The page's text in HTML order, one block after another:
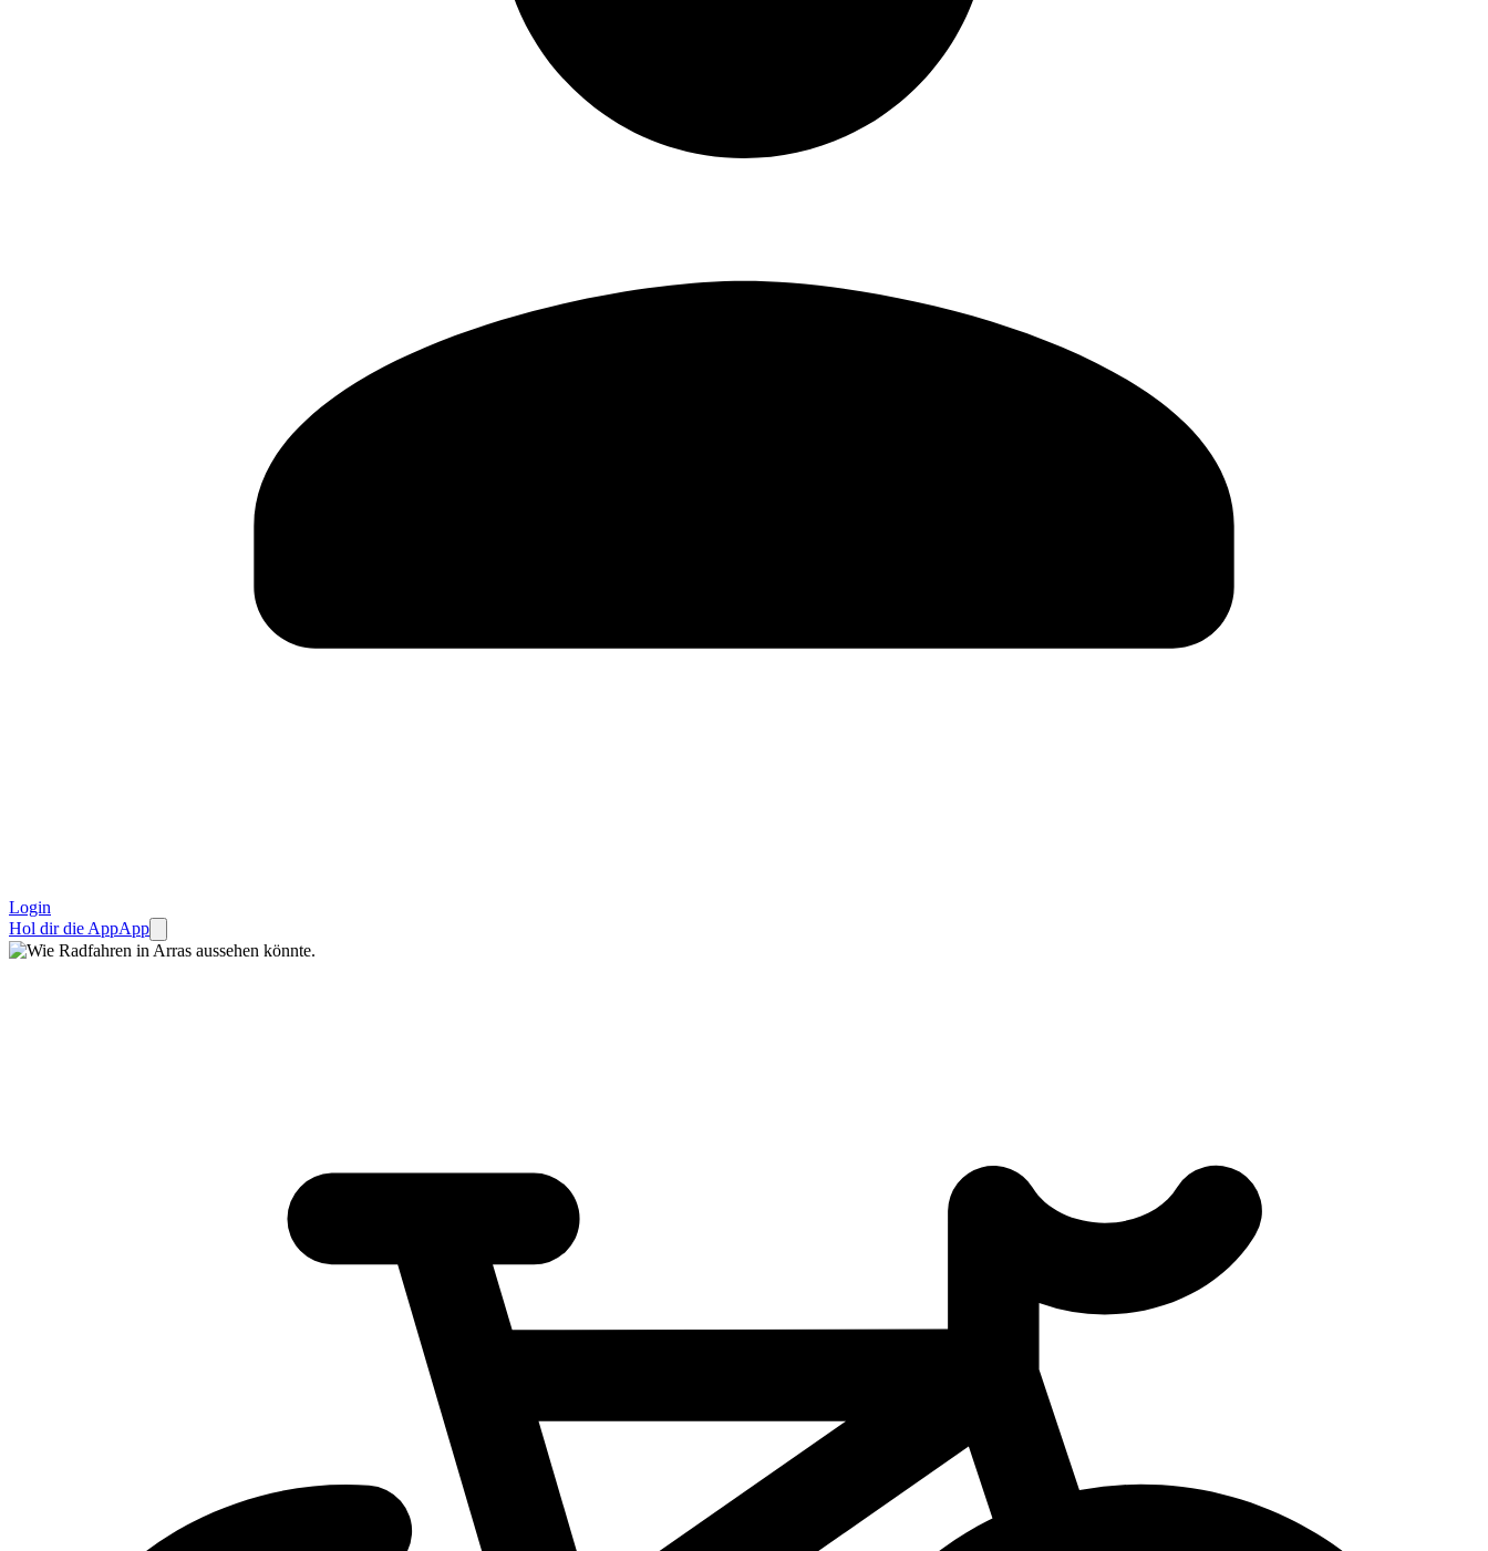
Login
Hol dir die AppApp